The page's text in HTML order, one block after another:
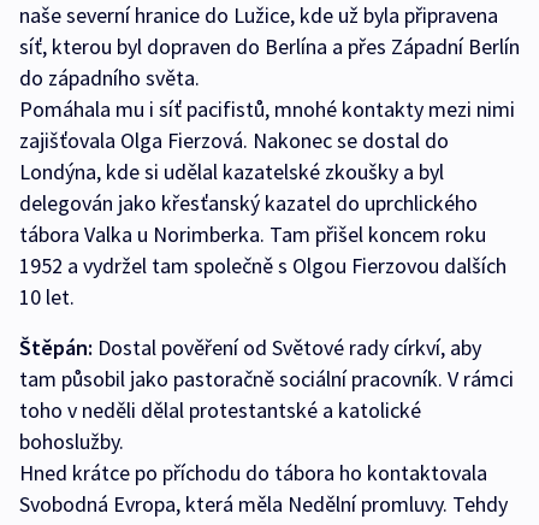
naše severní hranice do Lužice, kde už byla připravena
síť, kterou byl dopraven do Berlína a přes Západní Berlín
do západního světa.
Pomáhala mu i síť pacifistů, mnohé kontakty mezi nimi
zajišťovala Olga Fierzová. Nakonec se dostal do
Londýna, kde si udělal kazatelské zkoušky a byl
delegován jako křesťanský kazatel do uprchlického
tábora Valka u Norimberka. Tam přišel koncem roku
1952 a vydržel tam společně s Olgou Fierzovou dalších
10 let.
Štěpán: Dostal pověření od Světové rady církví, aby
tam působil jako pastoračně sociální pracovník. V rámci
toho v neděli dělal protestantské a katolické
bohoslužby.
Hned krátce po příchodu do tábora ho kontaktovala
Svobodná Evropa, která měla Nedělní promluvy. Tehdy